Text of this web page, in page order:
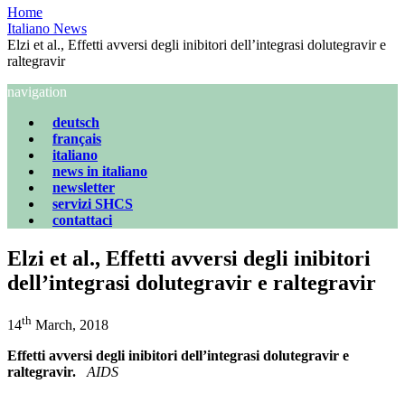
Home
Italiano News
Elzi et al., Effetti avversi degli inibitori dell’integrasi dolutegravir e
raltegravir
navigation
deutsch
français
italiano
news in italiano
newsletter
servizi SHCS
contattaci
Elzi et al., Effetti avversi degli inibitori
dell’integrasi dolutegravir e raltegravir
14th March, 2018
Effetti avversi degli inibitori dell’integrasi dolutegravir e
raltegravir. AIDS